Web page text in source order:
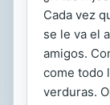
Cada vez
se le va el
amigos.
come todo
verduras.